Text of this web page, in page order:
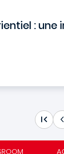
: une